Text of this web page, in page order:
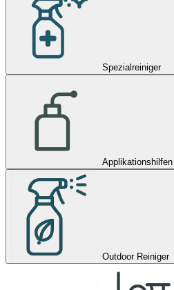
Spezialreiniger
Applikationshilfen
Outdoor Reiniger